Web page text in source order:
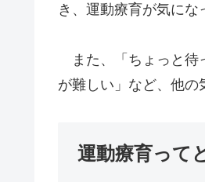
き、運動療育が気にな
また、「ちょっと待
が難しい」など、他の
運動療育って